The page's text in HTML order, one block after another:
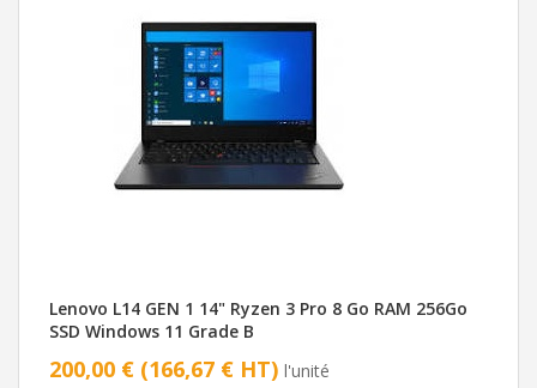
Lenovo L14 GEN 1 14" Ryzen 3 Pro 8 Go RAM 256Go
SSD Windows 11 Grade B
200,00 € (166,67 € HT) l'unité